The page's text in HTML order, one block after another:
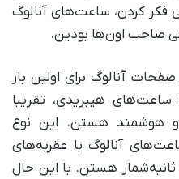
کردن، ساعت‌های آنالوگ
صاحب اون‌ها بودین.
آنالوگ برای اولین بار
هیبریدی، تقریبا
و هوشمند هستن. این نوع
آنالوگ با عقربه‌های
هستن. با این حال